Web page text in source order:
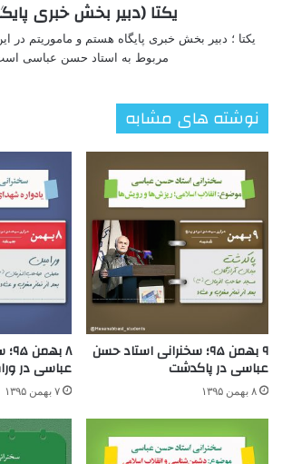
یکتا (دبیر بخش خبری
یکتا ؛ دبیر بخش خبری پایگاه هستم و ماموریتم در این
مربوط به استاد حسن عباسی
نوشته های مشابه
۹ بهمن ۹۵؛ سخنرانی استاد حسن
عباسی در پاکدشت
۸ بهمن ۱۳۹۵
۸
عباسی در
۷ بهمن ۱۳۹۵